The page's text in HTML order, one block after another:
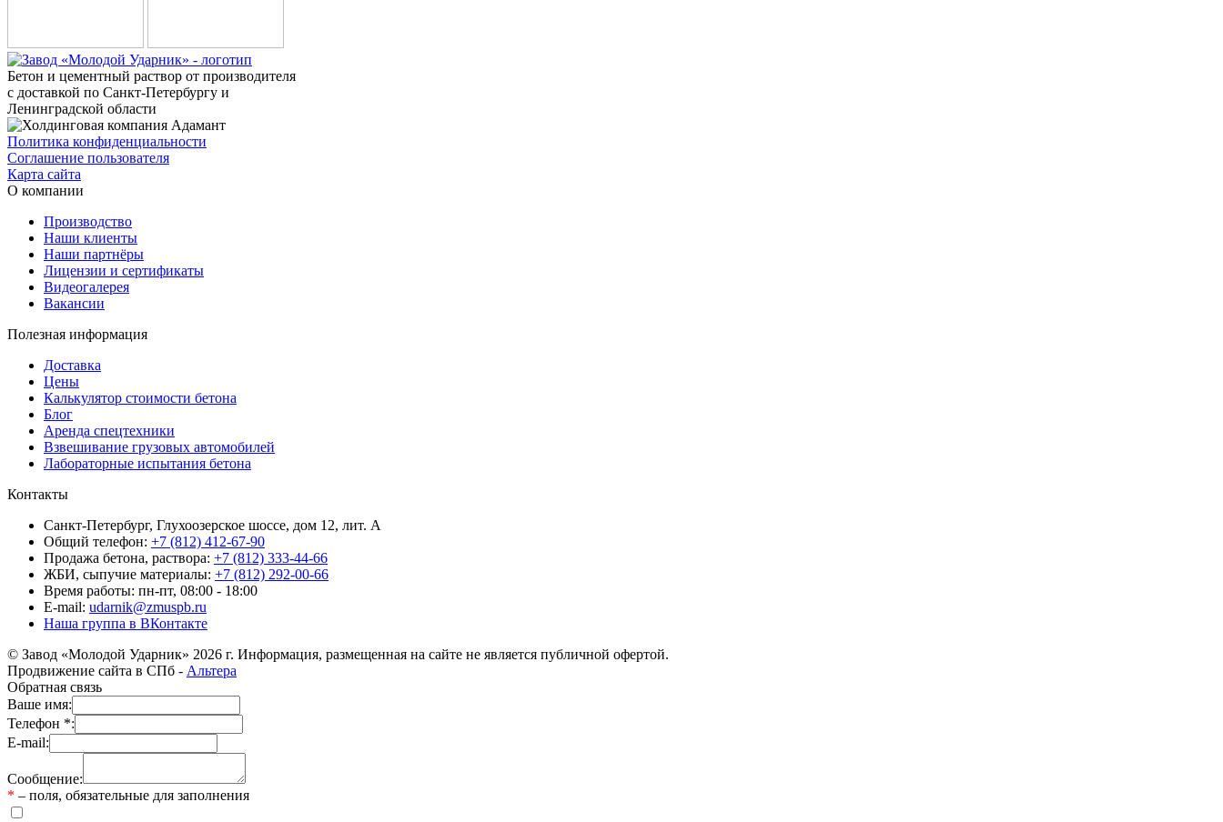
Бетон и цементный раствор от производителя
с доставкой по Санкт-Петербургу и
Ленинградской области
Политика конфиденциальности
Соглашение пользователя
Карта сайта
О компании
Производство
Наши клиенты
Наши партнёры
Лицензии и сертификаты
Видеогалерея
Вакансии
Полезная информация
Доставка
Цены
Калькулятор стоимости бетона
Блог
Аренда спецтехники
Взвешивание грузовых автомобилей
Лабораторные испытания бетона
Контакты
Санкт-Петербург, Глухоозерское шоссе, дом 12, лит. А
Общий телефон: +7 (812) 412-67-90
Продажа бетона, раствора: +7 (812) 333-44-66
ЖБИ, сыпучие материалы: +7 (812) 292-00-66
Время работы: пн-пт, 08:00 - 18:00
E-mail: udarnik@zmuspb.ru
Наша группа в ВКонтакте
© Завод «Молодой Ударник» 2026 г. Информация, размещенная на сайте не является публичной офертой.
Продвижение сайта в СПб - Альтера
Обратная связь
Ваше имя:
Телефон *:
E-mail:
Сообщение:
* – поля, обязательные для заполнения